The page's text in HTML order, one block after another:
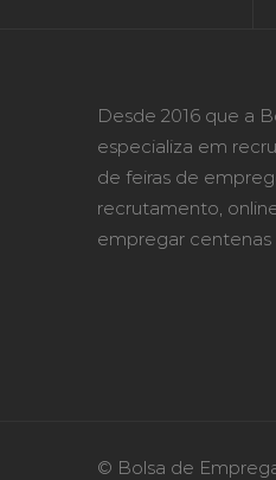
Desde 2016 que a
especializa em
de feiras de
recrutamento,
empregar centenas
© Bolsa de